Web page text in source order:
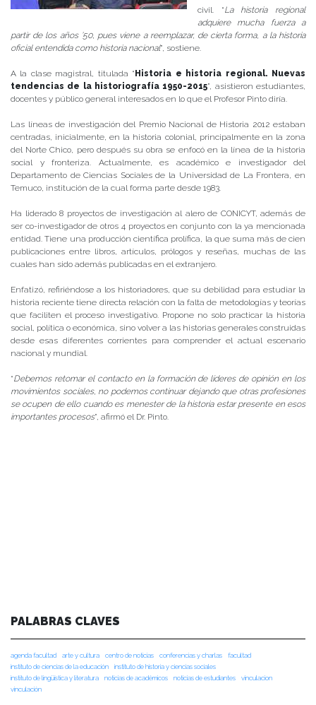
civil. “La historia regional
adquiere mucha fuerza a
partir de los años ’50, pues viene a reemplazar, de cierta forma, a la historia
oficial entendida como historia nacional”, sostiene.
A la clase magistral, titulada “Historia e historia regional. Nuevas
tendencias de la historiografía 1950-2015”, asistieron estudiantes,
docentes y público general interesados en lo que el Profesor Pinto diría.
Las líneas de investigación del Premio Nacional de Historia 2012 estaban
centradas, inicialmente, en la historia colonial, principalmente en la zona
del Norte Chico, pero después su obra se enfocó en la línea de la historia
social y fronteriza. Actualmente, es académico e investigador del
Departamento de Ciencias Sociales de la Universidad de La Frontera, en
Temuco, institución de la cual forma parte desde 1983.
Ha liderado 8 proyectos de investigación al alero de CONICYT, además de
ser co-investigador de otros 4 proyectos en conjunto con la ya mencionada
entidad. Tiene una producción científica prolífica, la que suma más de cien
publicaciones entre libros, artículos, prólogos y reseñas, muchas de las
cuales han sido además publicadas en el extranjero.
Enfatizó, refiriéndose a los historiadores, que su debilidad para estudiar la
historia reciente tiene directa relación con la falta de metodologías y teorías
que faciliten el proceso investigativo. Propone no solo practicar la historia
social, política o económica, sino volver a las historias generales construidas
desde esas diferentes corrientes para comprender el actual escenario
nacional y mundial.
“Debemos retomar el contacto en la formación de líderes de opinión en los
movimientos sociales, no podemos continuar dejando que otras profesiones
se ocupen de ello cuando es menester de la historia estar presente en esos
importantes procesos”, afirmó el Dr. Pinto.
PALABRAS CLAVES
agenda facultad arte y cultura centro de noticias conferencias y charlas
facultad
instituto de ciencias de la educación
instituto de historia y ciencias sociales
instituto de lingüística y literatura
noticias de académicos noticias de estudiantes
vinculacion
vinculación